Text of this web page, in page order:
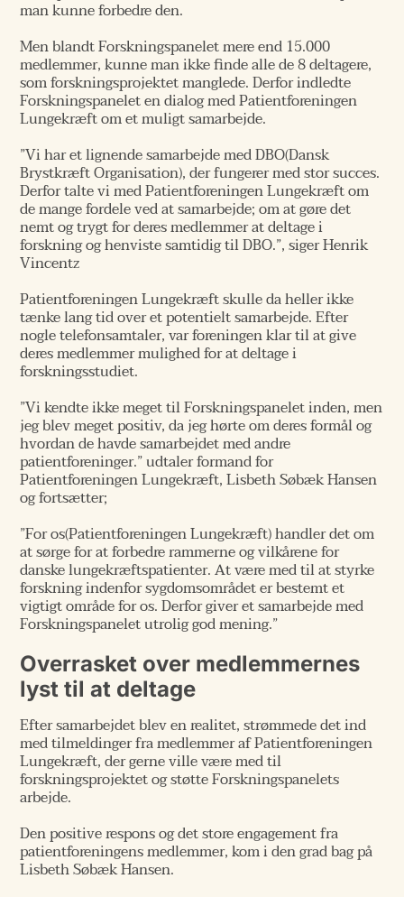
man kunne forbedre den.
Men blandt Forskningspanelet mere end 15.000
medlemmer, kunne man ikke finde alle de 8 deltagere,
som forskningsprojektet manglede. Derfor indledte
Forskningspanelet en dialog med Patientforeningen
Lungekræft om et muligt samarbejde.
”Vi har et lignende samarbejde med DBO(Dansk
Brystkræft Organisation), der fungerer med stor succes.
Derfor talte vi med Patientforeningen Lungekræft om
de mange fordele ved at samarbejde; om at gøre det
nemt og trygt for deres medlemmer at deltage i
forskning og henviste samtidig til DBO.”, siger Henrik
Vincentz
Patientforeningen Lungekræft skulle da heller ikke
tænke lang tid over et potentielt samarbejde. Efter
nogle telefonsamtaler, var foreningen klar til at give
deres medlemmer mulighed for at deltage i
forskningsstudiet.
”Vi kendte ikke meget til Forskningspanelet inden, men
jeg blev meget positiv, da jeg hørte om deres formål og
hvordan de havde samarbejdet med andre
patientforeninger.” udtaler formand for
Patientforeningen Lungekræft, Lisbeth Søbæk Hansen
og fortsætter;
”For os(Patientforeningen Lungekræft) handler det om
at sørge for at forbedre rammerne og vilkårene for
danske lungekræftspatienter. At være med til at styrke
forskning indenfor sygdomsområdet er bestemt et
vigtigt område for os. Derfor giver et samarbejde med
Forskningspanelet utrolig god mening.”
Overrasket over medlemmernes
lyst til at deltage
Efter samarbejdet blev en realitet, strømmede det ind
med tilmeldinger fra medlemmer af Patientforeningen
Lungekræft, der gerne ville være med til
forskningsprojektet og støtte Forskningspanelets
arbejde.
Den positive respons og det store engagement fra
patientforeningens medlemmer, kom i den grad bag på
Lisbeth Søbæk Hansen.